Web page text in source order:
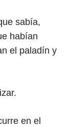
sabía,
habían
el paladín y
en el